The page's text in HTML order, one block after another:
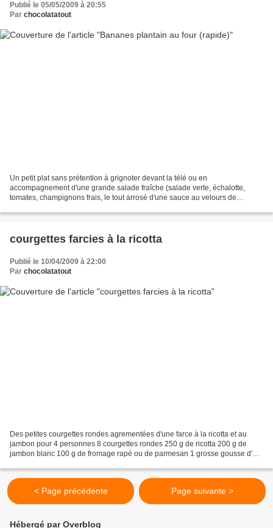
Publié le 05/05/2009 à 20:55
Par chocolatatout
Un petit plat sans prétention à grignoter devant la télé ou en
accompagnement d'une grande salade fraîche (salade verte, échalotte,
tomates, champignons frais, le tout arrosé d'une sauce au velours de
courgettes farcies à la ricotta
Publié le 10/04/2009 à 22:00
Par chocolatatout
Des petites courgettes rondes agrementées d'une farce à la ricotta et au
jambon pour 4 personnes 8 courgettes rondes 250 g de ricotta 200 g de
jambon blanc 100 g de fromage rapé ou de parmesan 1 grosse gousse d'ail
< Page précédente Page suivante >
Hébergé par Overblog